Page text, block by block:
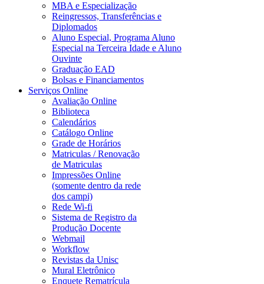
MBA e Especialização
Reingressos, Transferências e
Diplomados
Aluno Especial, Programa Aluno
Especial na Terceira Idade e Aluno
Ouvinte
Graduação EAD
Bolsas e Financiamentos
Serviços Online
Avaliação Online
Biblioteca
Calendários
Catálogo Online
Grade de Horários
Matriculas / Renovação
de Matriculas
Impressões Online
(somente dentro da rede
dos campi)
Rede Wi-fi
Sistema de Registro da
Produção Docente
Webmail
Workflow
Revistas da Unisc
Mural Eletrônico
Enquete Rematrícula